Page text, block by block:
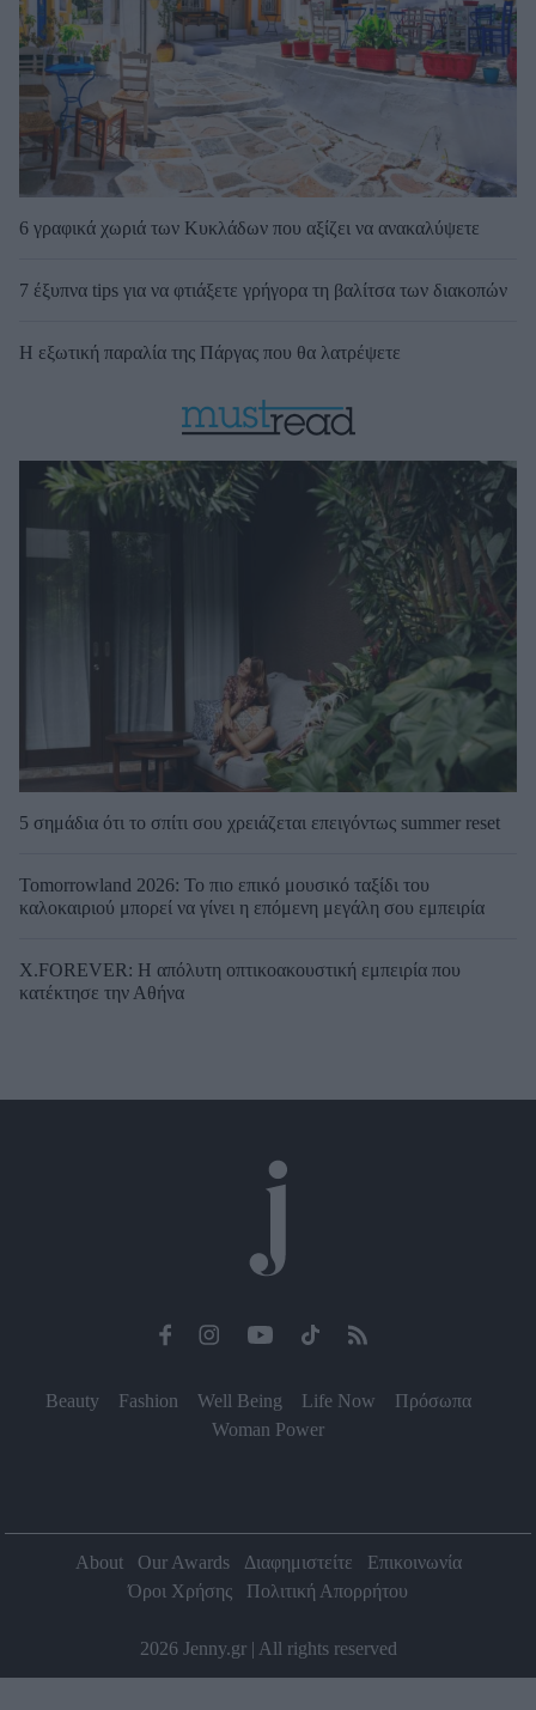
6 γραφικά χωριά των Κυκλάδων που αξίζει να ανακαλύψετε
7 έξυπνα tips για να φτιάξετε γρήγορα τη βαλίτσα των διακοπών
Η εξωτική παραλία της Πάργας που θα λατρέψετε
5 σημάδια ότι το σπίτι σου χρειάζεται επειγόντως summer reset
Tomorrowland 2026: Το πιο επικό μουσικό ταξίδι του
καλοκαιριού μπορεί να γίνει η επόμενη μεγάλη σου εμπειρία
X.FOREVER: Η απόλυτη οπτικοακουστική εμπειρία που
κατέκτησε την Αθήνα
Beauty Fashion Well Being Life Now
Πρόσωπα
Woman Power
About Our Awards Διαφημιστείτε
Επικοινωνία
Όροι Χρήσης
Πολιτική Απορρήτου
2026 Jenny.gr | All rights reserved